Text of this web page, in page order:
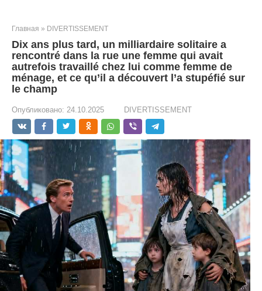
Главная » DIVERTISSEMENT
Dix ans plus tard, un milliardaire solitaire a
rencontré dans la rue une femme qui avait
autrefois travaillé chez lui comme femme de
ménage, et ce qu’il a découvert l’a stupéfié sur
le champ
Опубликовано: 24.10.2025 DIVERTISSEMENT